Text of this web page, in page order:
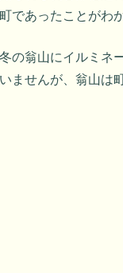
であったことがわ
の翁山にイルミネ
ませんが、翁山は